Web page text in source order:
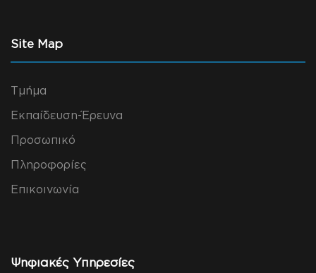
Site Map
Τμήμα
Εκπαίδευση-Έρευνα
Προσωπικό
Πληροφορίες
Επικοινωνία
Ψηφιακές Υπηρεσίες